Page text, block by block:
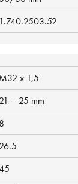
1.740.2503.52
M32 x 1,5
21 – 25 mm
8
26.5